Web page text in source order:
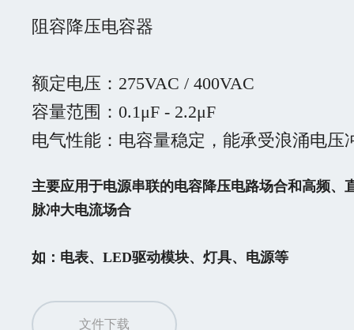
阻容降压电容器
额定电压：275VAC / 400VAC
容量范围：0.1μF - 2.2μF
电气性能：电容量稳定，能承受浪涌电压
主要应用于电源串联的电容降压电路场合和高频、
脉冲大电流场合
如：电表、LED驱动模块、灯具、电源等
文件下载